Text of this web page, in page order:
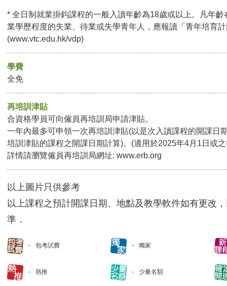
* 全日制就業掛鈎課程的一般入讀年齡為18歲或以上。凡年
業學歷程度的失業、待業或失學青年人，應報讀「青年培育
(www.vtc.edu.hk/vdp)
學費
全免
再培訓津貼
合資格學員可向僱員再培訓局申請津貼。
一年內最多可申領一次再培訓津貼(以是次入讀課程的開課日
培訓津貼的課程之開課日期計算)。(適用於2025年4月1日或
詳情請瀏覽僱員再培訓局網址: www.erb.org
以上圖片只供參考
以上課程之預計開課日期、地點及教學軟件如有更改
準．
包考試費 獨家
熱推 少量名額